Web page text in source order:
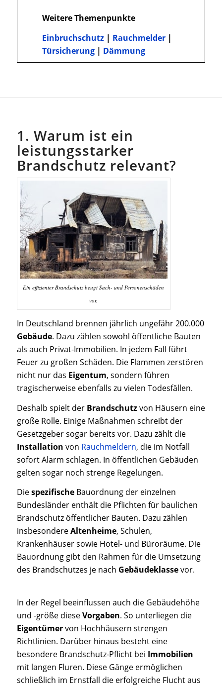
Weitere Themenpunkte
Einbruchschutz| Rauchmelder|
Türsicherung| Dämmung
1. Warum ist ein
leistungsstarker
Brandschutz relevant?
Ein effizienter Brandschutz beugt Sach- und Personenschäden
vor.
In Deutschland brennen jährlich ungefähr 200.000
Gebäude. Dazu zählen sowohl öffentliche Bauten
als auch Privat-Immobilien. In jedem Fall führt
Feuer zu großen Schäden. Die Flammen zerstören
nicht nur das Eigentum, sondern führen
tragischerweise ebenfalls zu vielen Todesfällen.
Deshalb spielt der Brandschutzvon Häusern eine
große Rolle. Einige Maßnahmen schreibt der
Gesetzgeber sogar bereits vor. Dazu zählt die
Installation von Rauchmeldern, die im Notfall
sofort Alarm schlagen. In öffentlichen Gebäuden
gelten sogar noch strenge Regelungen.
DiespezifischeBauordnung der einzelnen
Bundesländer enthält die Pflichten für baulichen
Brandschutz öffentlicher Bauten. Dazu zählen
insbesondereAltenheime, Schulen,
Krankenhäuser sowie Hotel- und Büroräume. Die
Bauordnung gibt den Rahmen für die Umsetzung
des Brandschutzes je nach Gebäudeklassevor.
In der Regel beeinflussen auch die Gebäudehöhe
und -größe dieseVorgaben. So unterliegen die
Eigentümervon Hochhäusern strengen
Richtlinien. Darüber hinaus besteht eine
besondere Brandschutz-Pflicht bei Immobilien
mit langen Fluren. Diese Gänge ermöglichen
schließlich im Ernstfall die erfolgreiche Flucht aus